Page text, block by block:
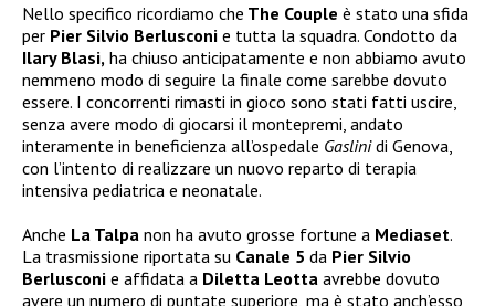
Nello specifico ricordiamo che The Couple è stato una sfida
per Pier Silvio Berlusconi e tutta la squadra. Condotto da
Ilary Blasi, ha chiuso anticipatamente e non abbiamo avuto
nemmeno modo di seguire la finale come sarebbe dovuto
essere. I concorrenti rimasti in gioco sono stati fatti uscire,
senza avere modo di giocarsi il montepremi, andato
interamente in beneficienza all’ospedale Gaslinidi Genova,
con l’intento di realizzare un nuovo reparto di terapia
intensiva pediatrica e neonatale.
Anche La Talpa non ha avuto grosse fortune a Mediaset.
La trasmissione riportata su Canale 5 da Pier Silvio
Berlusconi e affidata a Diletta Leotta avrebbe dovuto
avere un numero di puntate superiore, ma è stato anch’esso